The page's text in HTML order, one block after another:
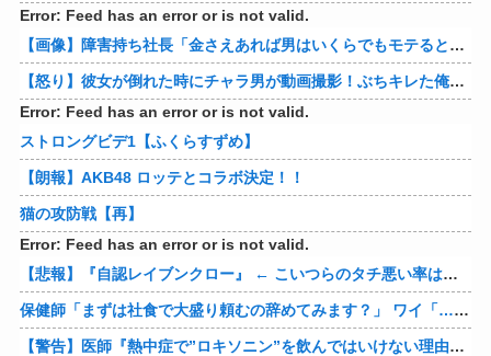
Error: Feed has an error or is not valid.
【画像】障害持ち社長「金さえあれば男はいくらでもモテるという事を証明してる」
【怒り】彼女が倒れた時にチャラ男が動画撮影！ぶちキレた俺がしたことｗｗｗｗ 他
Error: Feed has an error or is not valid.
ストロングビデ1【ふくらすずめ】
【朗報】AKB48 ロッテとコラボ決定！！
猫の攻防戦【再】
Error: Feed has an error or is not valid.
【悲報】『自認レイブンクロー』 ← こいつらのタチ悪い率は異常
保健師「まずは社食で大盛り頼むの辞めてみます？」 ワイ「…食っちゃいけないものを売ってるのか？」
【警告】医師『熱中症で”ロキソニン”を飲んではいけない理由がこれ』